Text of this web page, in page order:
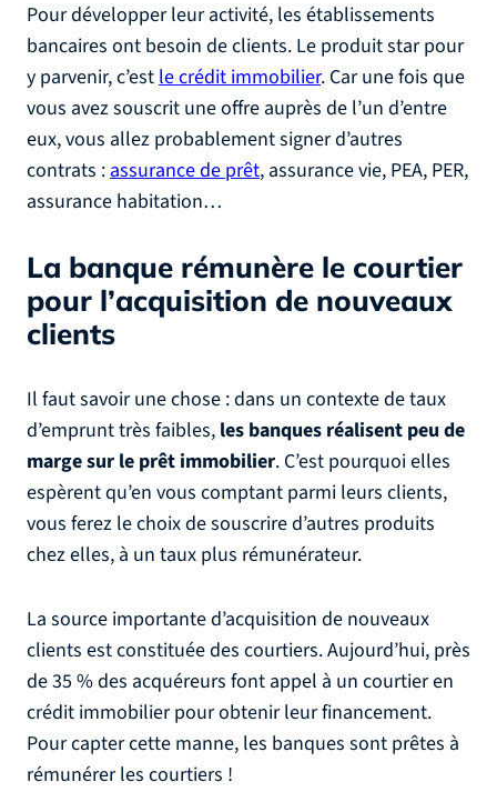
Pour développer leur activité, les établissements
bancaires ont besoin de clients. Le produit star pour
y parvenir, c’estle crédit immobilier. Car une fois que
vous avez souscrit une offre auprès de l’un d’entre
eux, vous allez probablement signer d’autres
contrats :assurance de prêt, assurance vie, PEA, PER,
assurance habitation…
La banque rémunère le courtier
pour l’acquisition de nouveaux
clients
Il faut savoir une chose : dans un contexte de taux
d’emprunt très faibles, les banques réalisent peu de
marge sur le prêt immobilier. C’est pourquoi elles
espèrent qu’en vous comptant parmi leurs clients,
vous ferez le choix de souscrire d’autres produits
chez elles, à un taux plus rémunérateur.
La source importante d’acquisition de nouveaux
clients est constituée des courtiers. Aujourd’hui, près
de 35 % des acquéreurs font appel à un courtier en
crédit immobilier pour obtenir leur financement.
Pour capter cette manne, les banques sont prêtes à
rémunérer les courtiers !